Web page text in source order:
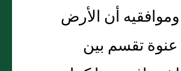
أن الأرض
عنوة تقسم بين